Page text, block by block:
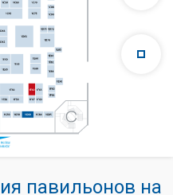
павильонов на